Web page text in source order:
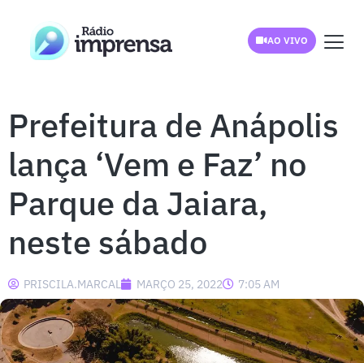
AO VIVO
Prefeitura de Anápolis
lança ‘Vem e Faz’ no
Parque da Jaiara,
neste sábado
PRISCILA.MARCAL MARÇO 25, 2022 7:05 AM